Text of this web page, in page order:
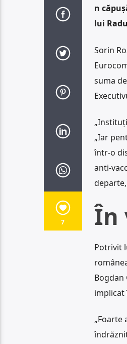
7
n
lui
Sorin
suma
„Iar
într-o
anti-
În
Potrivit
Bogdan
implicat
„Foarte